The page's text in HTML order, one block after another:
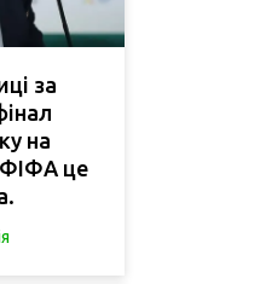
за
на
це